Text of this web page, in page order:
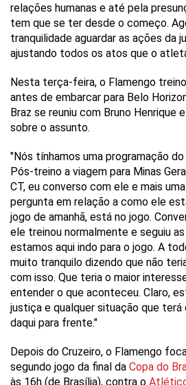
relações humanas e até pela
tem que se ter desde o começo.
tranquilidade aguardar as ações da
ajustando todos os atos que o
Nesta terça-feira, o Flamengo
antes de embarcar para Belo
Braz se reuniu com Bruno Henrique
sobre o assunto.
"Nós tínhamos uma programação
Pós-treino a viagem para Minas
CT, eu converso com ele e mais
pergunta em relação a como ele
jogo de amanhã, está no jogo.
ele treinou normalmente e seguiu
estamos aqui indo para o jogo. A
muito tranquilo dizendo que não
com isso. Que teria o maior
entender o que aconteceu. Claro,
justiça e qualquer situação que terá
daqui para frente."
Depois do Cruzeiro, o Flamengo
segundo jogo da final da Copa do
às 16h (de Brasília), contra o